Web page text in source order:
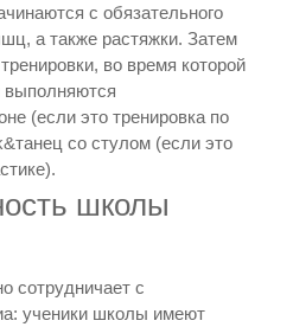
с обязательного
а также растяжки. Затем
во время которой
выполняются
(если это тренировка по
со стулом (если это
школы
сотрудничает с
ученики школы имеют